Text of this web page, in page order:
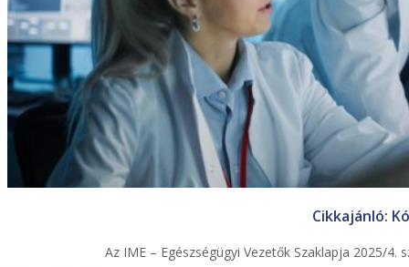
Cikkajánló:
Az IME – Egészségügyi Vezetők Szaklapja 2025/